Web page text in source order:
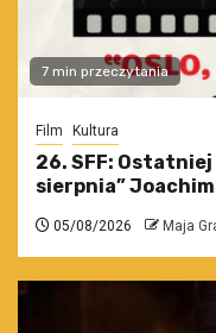
7 min przeczytania
Film Kultura
26. SFF: Ostatniej
sierpnia”
05/08/2026 Maja